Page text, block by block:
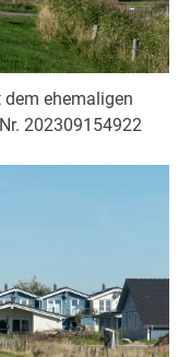
ehemaligen
202309154922